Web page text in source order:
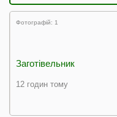
Фотографій: 1
Заготівельник
12 годин тому